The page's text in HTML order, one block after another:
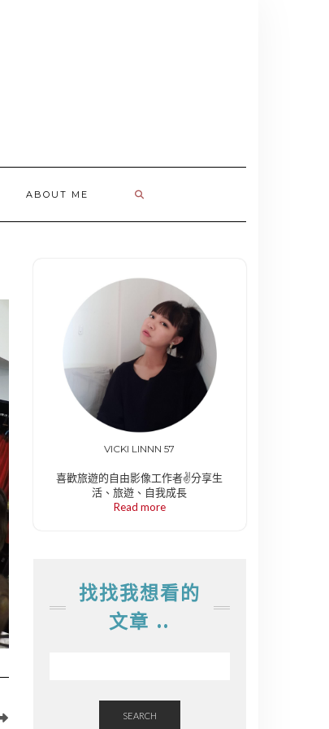
ABOUT ME
VICKI LINNN 57
喜歡旅遊的自由影像工作者✌️分享生
活、旅遊、自我成長
Read more
找找我想看的
文章 ..
SEARCH